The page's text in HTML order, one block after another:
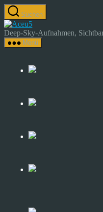
Zum
Inhalt
springen
Suchen
Astrocamp
–
Astrofotografie
Sky-
Deep-Sky-Aufnahmen,
Menü